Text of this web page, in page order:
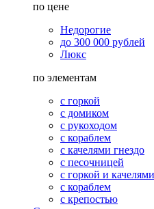
по цене
Недорогие
до 300 000 рублей
Люкс
по элементам
с горкой
с домиком
с рукоходом
с кораблем
с качелями гнездо
с песочницей
с горкой и качелями
с кораблем
с крепостью